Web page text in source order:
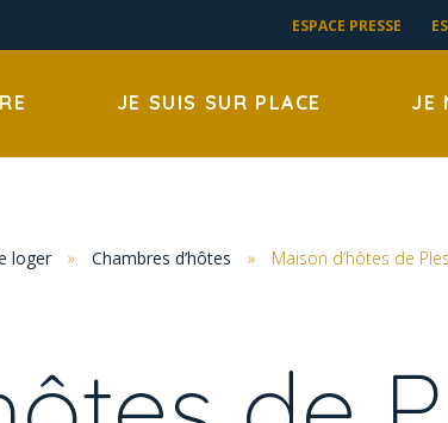
ESPACE PRESSE
JE SUIS SUR PLACE JE
loger » Chambres d’hôtes » Maison d’hôtes de